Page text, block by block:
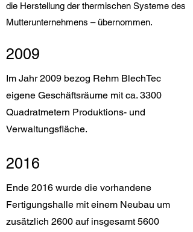
2009
die Herstellung der thermischen Systeme des
Mutterunternehmens – übernommen.
Im Jahr 2009 bezog Rehm BlechTec
eigene Geschäftsräume mit ca. 3300
Quadratmetern Produktions- und
Verwaltungsfläche.
2016
Ende 2016 wurde die vorhandene
Fertigungshalle mit einem Neubau um
zusätzlich 2600 auf insgesamt 5600